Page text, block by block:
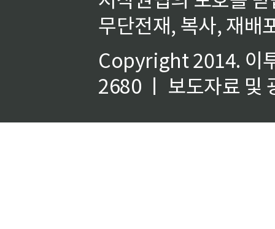
무단전재, 복사, 재배
Copyright 2014. 이
2680 ㅣ 보도자료